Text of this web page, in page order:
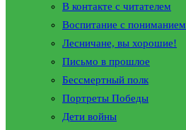
В контакте с читателем
Воспитание с пониманием
Лесничане, вы хорошие!
Письмо в прошлое
Бессмертный полк
Портреты Победы
Дети войны